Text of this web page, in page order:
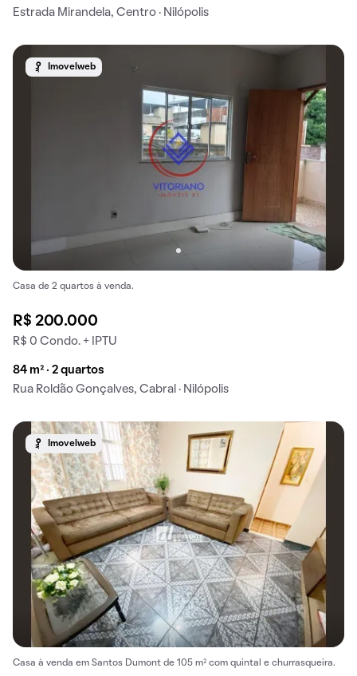
Estrada Mirandela, Centro · Nilópolis
Imovelweb
Casa de 2 quartos à venda.
R$ 200.000
R$ 0 Condo. + IPTU
84 m² · 2 quartos
Rua Roldão Gonçalves, Cabral · Nilópolis
Imovelweb
Casa à venda em Santos Dumont de 105 m² com quintal e churrasqueira.